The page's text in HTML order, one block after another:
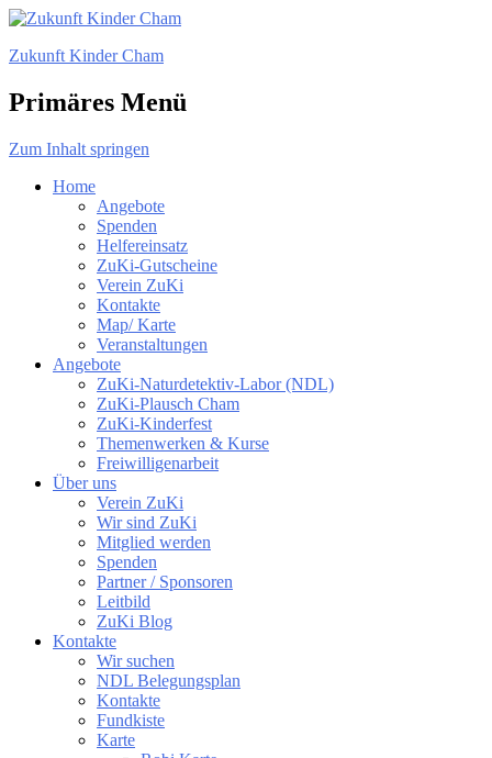
Zukunft Kinder Cham
Primäres Menü
Zum Inhalt springen
Home
Angebote
Spenden
Helfereinsatz
ZuKi-Gutscheine
Verein ZuKi
Kontakte
Map/ Karte
Veranstaltungen
Angebote
ZuKi-Naturdetektiv-Labor (NDL)
ZuKi-Plausch Cham
ZuKi-Kinderfest
Themenwerken & Kurse
Freiwilligenarbeit
Über uns
Verein ZuKi
Wir sind ZuKi
Mitglied werden
Spenden
Partner / Sponsoren
Leitbild
ZuKi Blog
Kontakte
Wir suchen
NDL Belegungsplan
Kontakte
Fundkiste
Karte